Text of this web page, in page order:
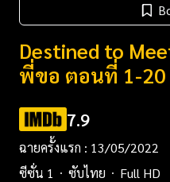
Destined to
พี่ขอ ตอนที่ 1-
7.9
ฉายครั้งแรก : 13/05/2022
ซีซั่น 1
ซับไทย
Full HD